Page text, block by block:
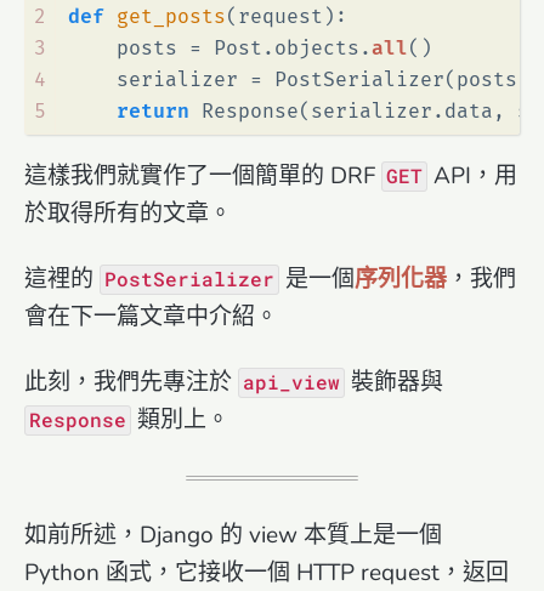
2
3
4
5
def get_posts( request ):
    posts = Post.objects.
all()
serializer = PostSerializer(posts,
return Response(serializer.data,
這樣我們就實作了一個簡單的 DRF GET API，用
於取得所有的文章。
這裡的 PostSerializer 是一個序列化器 ，我們
會在下一篇文章中介紹。
此刻，我們先專注於 api_view 裝飾器與
Response 類別上。
如前所述，Django 的 view 本質上是一個
Python 函式，它接收一個 HTTP request，返回